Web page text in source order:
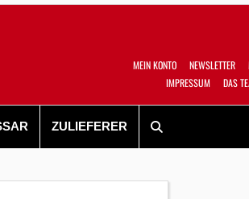
MEIN KONTO NEWSLETTER
IMPRESSUM
DAS
ZULIEFERER